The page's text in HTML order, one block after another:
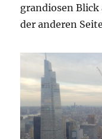
grandiosen
der anderen